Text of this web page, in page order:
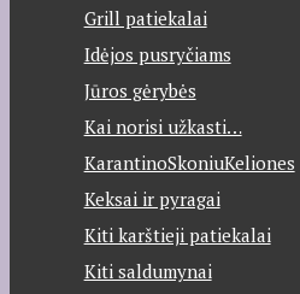
Grill patiekalai
Idėjos pusryčiams
Jūros gėrybės
Kai norisi užkasti…
KarantinoSkoniuKeliones
Keksai ir pyragai
Kiti karštieji patiekalai
Kiti saldumynai